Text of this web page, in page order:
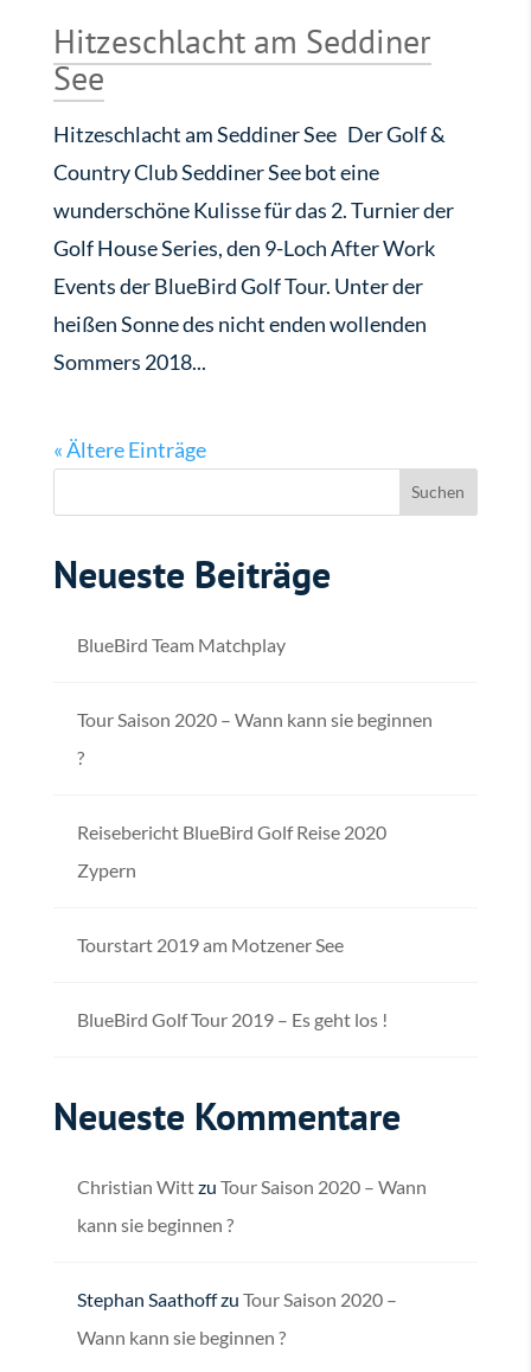
Hitzeschlacht am Seddiner
See
Hitzeschlacht am Seddiner See Der Golf &
Country Club Seddiner See bot eine
wunderschöne Kulisse für das 2. Turnier der
Golf House Series, den 9-Loch After Work
Events der BlueBird Golf Tour. Unter der
heißen Sonne des nicht enden wollenden
Sommers 2018...
« Ältere Einträge
Neueste Beiträge
BlueBird Team Matchplay
Tour Saison 2020 – Wann kann sie beginnen
?
Reisebericht BlueBird Golf Reise 2020
Zypern
Tourstart 2019 am Motzener See
BlueBird Golf Tour 2019 – Es geht los !
Neueste Kommentare
Christian Wittzu Tour Saison 2020 – Wann
kann sie beginnen ?
Stephan Saathoffzu Tour Saison 2020 –
Wann kann sie beginnen ?